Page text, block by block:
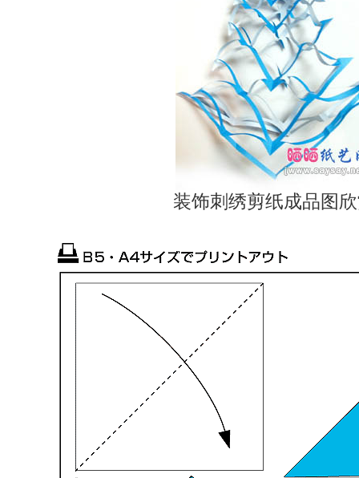
装饰刺绣剪纸成品图